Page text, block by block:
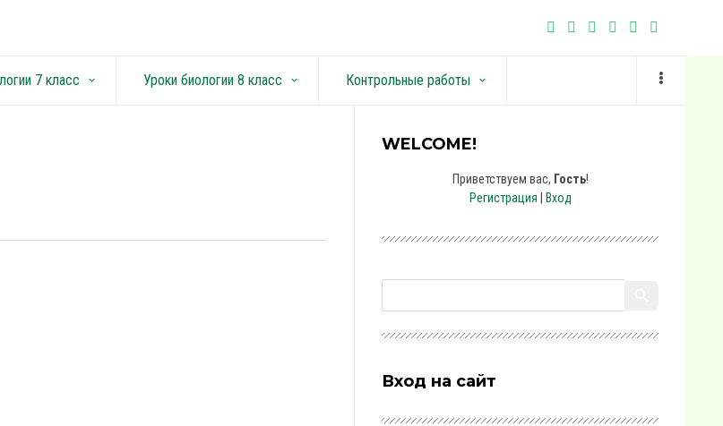
7 класс keyboard_arrow_down Уроки биологии 8 класс keyboard_arrow_down Контрольные работы keyboard_arrow_down
WELCOME!
Приветствуем вас, Гость!
Регистрация
Вход
Вход на сайт